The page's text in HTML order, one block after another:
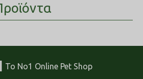
Το No1 Online Pet Shop